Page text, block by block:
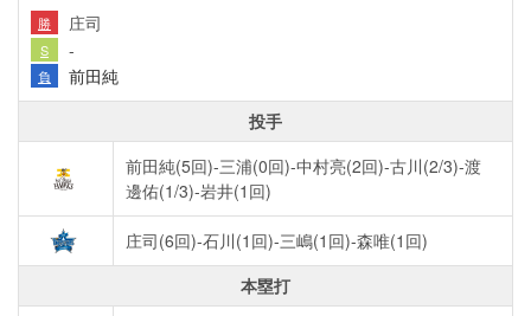
勝 庄司
S -
負
前田純
投手
前田純(5回)-三浦(0回)-中村亮(2回)-古川(2/3)-渡
邊佑(1/3)-岩井(1回)
庄司(6回)-石川(1回)-三嶋(1回)-森唯(1回)
本塁打